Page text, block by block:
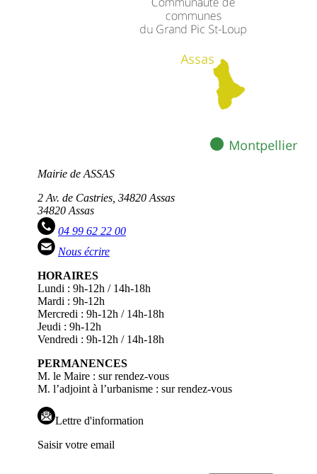
Mairie de ASSAS
2 Av. de Castries, 34820 Assas
34820 Assas
04 99 62 22 00
Nous écrire
HORAIRES
Lundi : 9h-12h / 14h-18h
Mardi : 9h-12h
Mercredi : 9h-12h / 14h-18h
Jeudi : 9h-12h
Vendredi : 9h-12h / 14h-18h
PERMANENCES
M. le Maire : sur rendez-vous
M. l’adjoint à l’urbanisme : sur rendez-vous
Lettre d'information
Saisir votre email